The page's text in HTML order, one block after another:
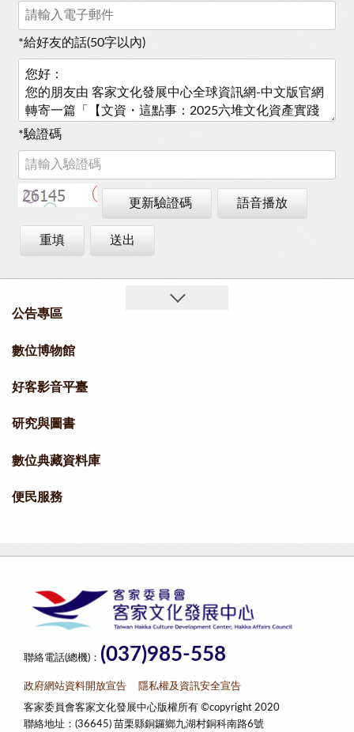
*給好友的話(50字以內)
*驗證碼
更新驗證碼 語音播放
重填 送出
公告專區
數位博物館
好客影音平臺
研究與圖書
數位典藏資料庫
便民服務
聯絡電話(總機)： (037)985-558
政府網站資料開放宣告 隱私權及資訊安全宣告
客家委員會客家文化發展中心版權所有 ©copyright 2020
聯絡地址：(36645) 苗栗縣銅鑼鄉九湖村銅科南路6號